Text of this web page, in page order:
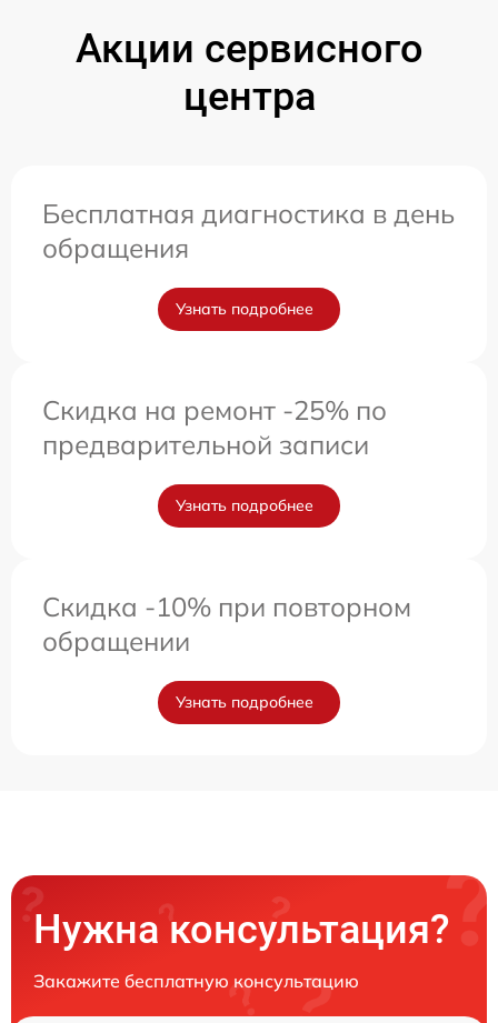
Акции сервисного
центра
Бесплатная диагностика в день
обращения
Узнать подробнее
Скидка на ремонт -25% по
предварительной записи
Узнать подробнее
Скидка -10% при повторном
обращении
Узнать подробнее
Нужна консультация?
Закажите бесплатную консультацию